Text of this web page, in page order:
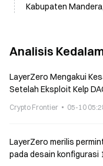
Kabupaten
Analisis
LayerZero Mengakui
Setelah Eksploit Kelp
Crypto Frontier 05-10
LayerZero merilis
pada desain konfigurasi